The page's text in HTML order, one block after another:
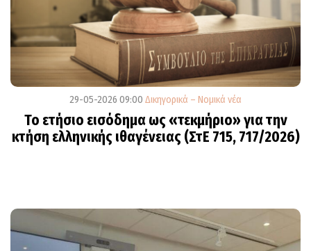
29-05-2026 09:00 Δικηγορικά – Νομικά νέα
Το ετήσιο εισόδημα ως «τεκμήριο» για την
κτήση ελληνικής ιθαγένειας (ΣτΕ 715, 717/2026)